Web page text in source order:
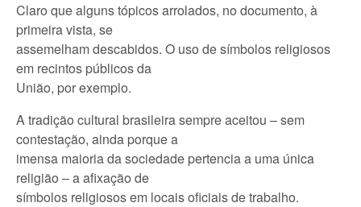
Claro que alguns tópicos arrolados, no documento, à
primeira vista, se
assemelham descabidos. O uso de símbolos religiosos
em recintos públicos da
União, por exemplo.
A tradição cultural brasileira sempre aceitou – sem
contestação, ainda porque a
imensa maioria da sociedade pertencia a uma única
religião – a afixação de
símbolos religiosos em locais oficiais de trabalho.